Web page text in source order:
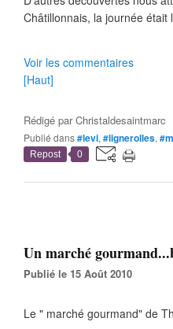
Châtillonnais, la journée
Voir les commentaires
[Haut]
Rédigé parChristaldesaintmarc
Publié dans#levi, #lignerolles,
Repost 0
Un marché
Publié le 15 Août 2010
Le " marché gourmand" de